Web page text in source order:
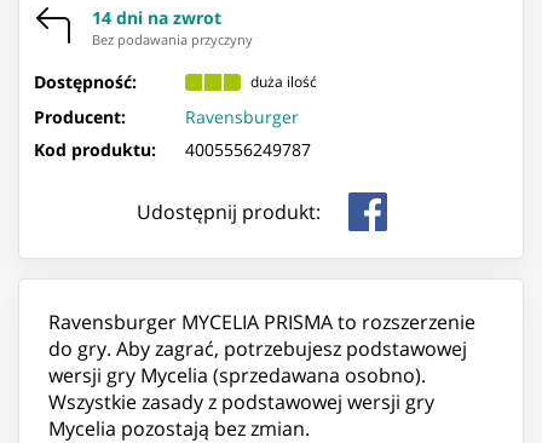
14 dni na zwrot
Bez podawania przyczyny
Dostępność: duża ilość
Producent:
Ravensburger
Kod produktu:
4005556249787
Udostępnij produkt:
Ravensburger MYCELIA PRISMA to rozszerzenie
do gry. Aby zagrać, potrzebujesz podstawowej
wersji gry Mycelia (sprzedawana osobno).
Wszystkie zasady z podstawowej wersji gry
Mycelia pozostają bez zmian.